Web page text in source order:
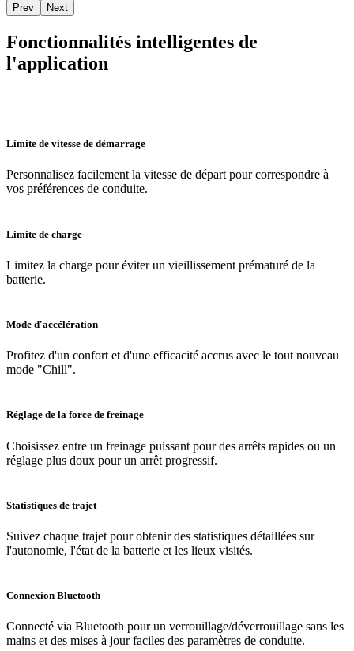
Prev Next
Fonctionnalités intelligentes de
l'application
Limite de vitesse de démarrage
Personnalisez facilement la vitesse de départ pour correspondre à
vos préférences de conduite.
Limite de charge
Limitez la charge pour éviter un vieillissement prématuré de la
batterie.
Mode d'accélération
Profitez d'un confort et d'une efficacité accrus avec le tout nouveau
mode "Chill".
Réglage de la force de freinage
Choisissez entre un freinage puissant pour des arrêts rapides ou un
réglage plus doux pour un arrêt progressif.
Statistiques de trajet
Suivez chaque trajet pour obtenir des statistiques détaillées sur
l'autonomie, l'état de la batterie et les lieux visités.
Connexion Bluetooth
Connecté via Bluetooth pour un verrouillage/déverrouillage sans les
mains et des mises à jour faciles des paramètres de conduite.